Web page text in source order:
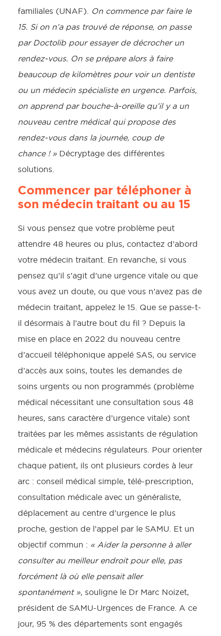
familiales (UNAF).
On commence par faire le
15. Si on n’a pas trouvé de réponse, on passe
par Doctolib pour essayer de décrocher un
rendez-vous. On se prépare alors à faire
beaucoup de kilomètres pour voir un dentiste
ou un médecin spécialiste en urgence. Parfois,
on apprend par bouche-à-oreille qu’il y a un
nouveau centre médical qui propose des
rendez-vous dans la journée, coup de
chance ! » Décryptage des différentes
solutions.
Commencer par téléphoner à
son médecin traitant ou au 15
Si vous pensez que votre problème peut
attendre 48 heures ou plus, contactez d’abord
votre médecin traitant. En revanche, si vous
pensez qu’il s’agit d’une urgence vitale ou que
vous avez un doute, ou que vous n’avez pas de
médecin traitant, appelez le 15. Que se passe-t-
il désormais à l’autre bout du fil ? Depuis la
mise en place en 2022 du nouveau centre
d’accueil téléphonique appelé SAS, ou service
d’accès aux soins, toutes les demandes de
soins urgents ou non programmés (problème
médical nécessitant une consultation sous 48
heures, sans caractère d’urgence vitale) sont
traitées par les mêmes assistants de régulation
médicale et médecins régulateurs. Pour orienter
chaque patient, ils ont plusieurs cordes à leur
arc : conseil médical simple, télé-prescription,
consultation médicale avec un généraliste,
déplacement au centre d’urgence le plus
proche, gestion de l’appel par le SAMU. Et un
objectif commun : « Aider la personne à aller
consulter au meilleur endroit pour elle, pas
forcément là où elle pensait aller
spontanément », souligne le Dr Marc Noizet,
président de SAMU-Urgences de France. A ce
jour, 95 % des départements sont engagés